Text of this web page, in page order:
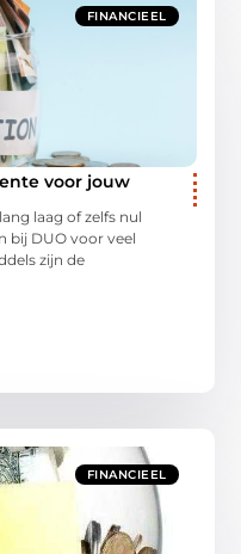
FINANCIEEL
voor jouw
laag of zelfs nul
bij DUO voor veel
zijn de
FINANCIEEL